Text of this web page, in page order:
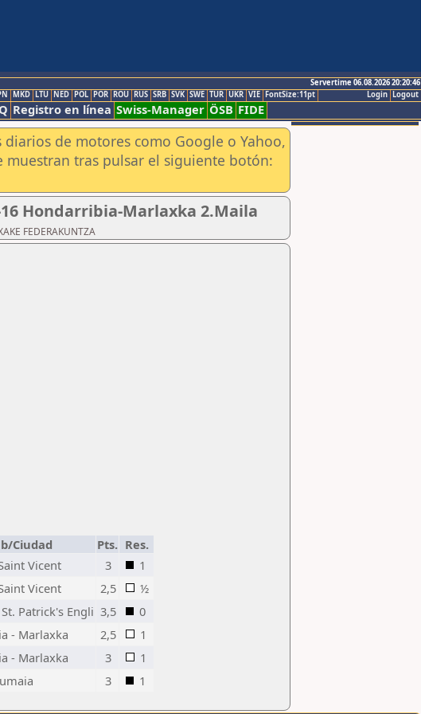
Servertime 06.08.2026 20:20:46
Logout
Login
MKD LTU NED POL POR ROU RUS SRB SVK SWE TUR UKR VIE FontSize:11pt
Registro en línea Swiss-Manager ÖSB FIDE
de motores como Google o Yahoo,
muestran tras pulsar el siguiente botón:
Hondarribia-Marlaxka 2.Maila
FEDERAKUNTZA
Ciudad Pts. Res.
Vicent 3
1
Vicent 2,5
½
Patrick's Engli 3,5
0
- Marlaxka 2,5
1
- Marlaxka 3
1
3
1